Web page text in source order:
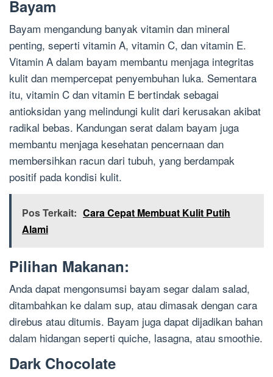
Bayam
Bayam mengandung banyak vitamin dan mineral
penting, seperti vitamin A, vitamin C, dan vitamin E.
Vitamin A dalam bayam membantu menjaga integritas
kulit dan mempercepat penyembuhan luka. Sementara
itu, vitamin C dan vitamin E bertindak sebagai
antioksidan yang melindungi kulit dari kerusakan akibat
radikal bebas. Kandungan serat dalam bayam juga
membantu menjaga kesehatan pencernaan dan
membersihkan racun dari tubuh, yang berdampak
positif pada kondisi kulit.
Pos Terkait: Cara Cepat Membuat Kulit Putih
Alami
Pilihan Makanan:
Anda dapat mengonsumsi bayam segar dalam salad,
ditambahkan ke dalam sup, atau dimasak dengan cara
direbus atau ditumis. Bayam juga dapat dijadikan bahan
dalam hidangan seperti quiche, lasagna, atau smoothie.
Dark Chocolate